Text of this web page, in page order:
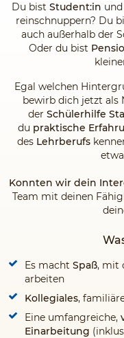
Du bist Student:in
reinschnuppern? Du
auch außerhalb der
Oder du bist
Egal welchen
bewirb dich jetzt als
der Schülerhilfe
du praktische
des Lehrberufs
Konnten wir dein
Team mit deinen
Es macht Spaß, mit
arbeiten
Kollegiales,
Eine umfangreiche,
Einarbeitung